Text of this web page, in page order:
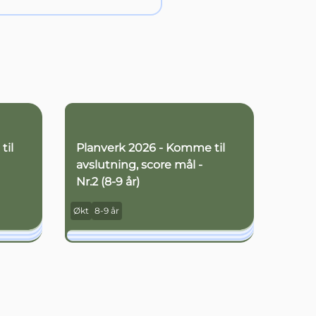
til
Planverk 2026 - Komme til
avslutning, score mål -
Nr.2 (8-9 år)
Økt 8-9 år